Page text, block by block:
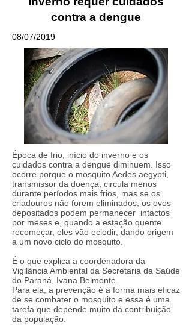
contra a dengue
08/07/2019
Época de frio, início do inverno e os
cuidados contra a dengue diminuem. Isso
ocorre porque o mosquito Aedes aegypti,
transmissor da doença, circula menos
durante períodos mais frios, mas se os
criadouros não forem eliminados, os ovos
depositados podem permanecer intactos
por meses e, quando a estação quente
recomeçar, eles vão eclodir, dando origem
a um novo ciclo do mosquito.
É o que explica a coordenadora da
Vigilância Ambiental da Secretaria da Saúde
do Paraná, Ivana Belmonte.
Para ela, a prevenção é a forma mais eficaz
de se combater o mosquito e essa é uma
tarefa que depende muito da contribuição
da população.